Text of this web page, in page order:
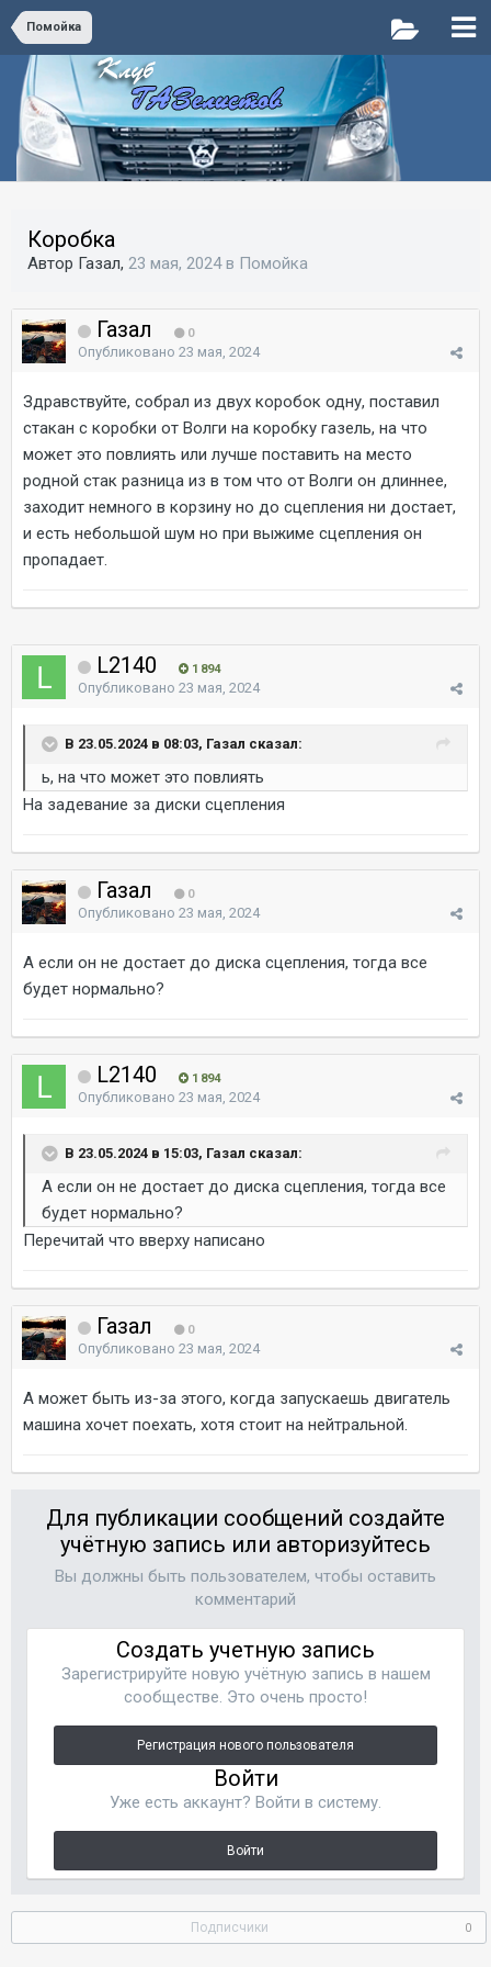
Помойка
Коробка
Автор Газал, 23 мая, 2024в Помойка
Газал 0
Опубликовано 23 мая, 2024
Здравствуйте, собрал из двух коробок одну, поставил
стакан с коробки от Волги на коробку газель, на что
может это повлиять или лучше поставить на место
родной стак разница из в том что от Волги он длиннее,
заходит немного в корзину но до сцепления ни достает,
и есть небольшой шум но при выжиме сцепления он
пропадает.
L2140 1 894
Опубликовано 23 мая, 2024
В 23.05.2024 в 08:03, Газал сказал:
ь, на что может это повлиять
На задевание за диски сцепления
Газал 0
Опубликовано 23 мая, 2024
А если он не достает до диска сцепления, тогда все
будет нормально?
L2140 1 894
Опубликовано 23 мая, 2024
В 23.05.2024 в 15:03, Газал сказал:
А если он не достает до диска сцепления, тогда все
будет нормально?
Перечитай что вверху написано
Газал 0
Опубликовано 23 мая, 2024
А может быть из-за этого, когда запускаешь двигатель
машина хочет поехать, хотя стоит на нейтральной.
Для публикации сообщений создайте
учётную запись или авторизуйтесь
Вы должны быть пользователем, чтобы оставить
комментарий
Создать учетную запись
Зарегистрируйте новую учётную запись в нашем
сообществе. Это очень просто!
Регистрация нового пользователя
Войти
Уже есть аккаунт? Войти в систему.
Войти
Подписчики 0